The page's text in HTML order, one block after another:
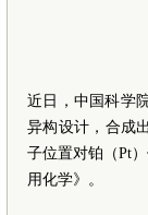
近日，中国科学
异构设计，合成
子位置对铂（Pt
用化学》。